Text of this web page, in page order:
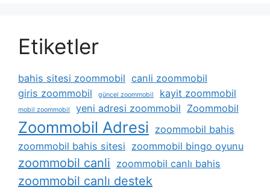
Etiketler
bahis sitesi zoommobil canli zoommobil
giris zoommobil
güncel zoommobil kayit zoommobil
mobil zoommobil yeni adresi zoommobil Zoommobil
Zoommobil Adresi zoommobil bahis
zoommobil bahis sitesi zoommobil bingo oyunu
zoommobil canli zoommobil canlı bahis
zoommobil canlı destek